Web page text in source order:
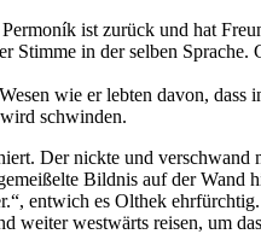
ist zurück und hat
in der selben
wie er lebten davon,
schwinden.
Der nickte und verschwand
Bildnis auf der
entwich es Olthek
westwärts reisen, um